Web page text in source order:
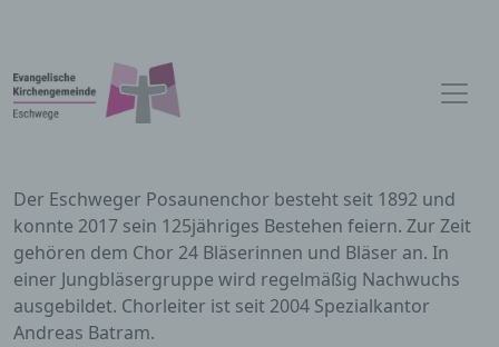
Der Eschweger Posaunenchor besteht seit 1892 und
konnte 2017 sein 125jähriges Bestehen feiern. Zur Zeit
gehören dem Chor 24 Bläserinnen und Bläser an. In
einer Jungbläsergruppe wird regelmäßig Nachwuchs
ausgebildet. Chorleiter ist seit 2004 Spezialkantor
Andreas Batram.